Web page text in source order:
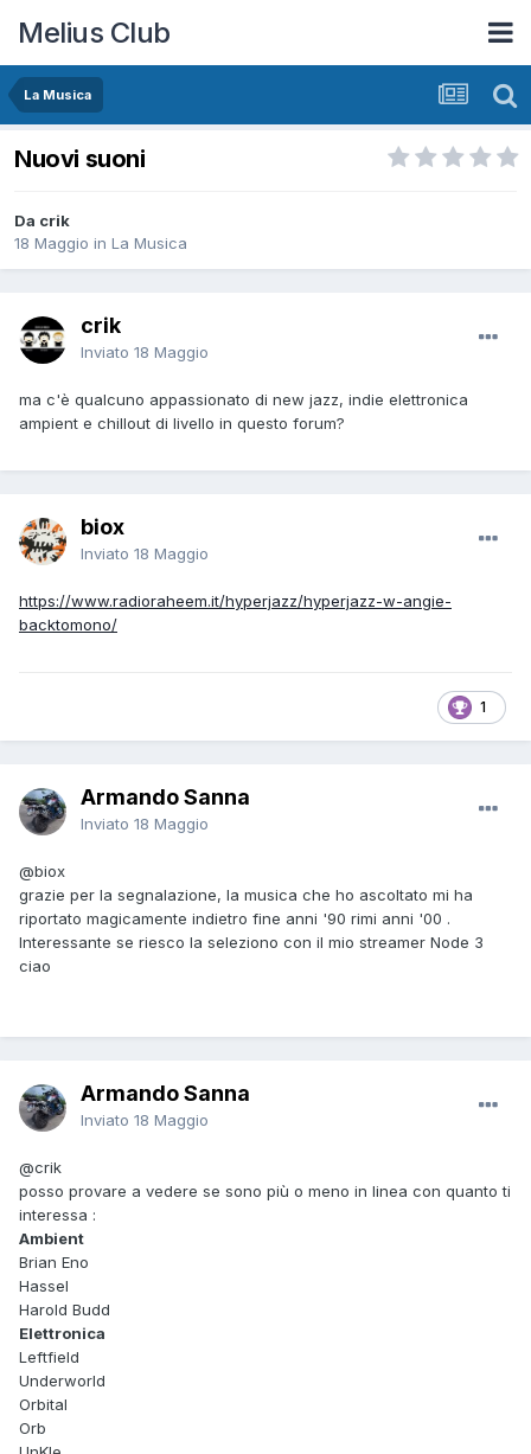
Melius Club
La Musica
Nuovi suoni
Da crik
18 Maggio in La Musica
crik
Inviato 18 Maggio
ma c'è qualcuno appassionato di new jazz, indie elettronica
ampient e chillout di livello in questo forum?
biox
Inviato 18 Maggio
https://www.radioraheem.it/hyperjazz/hyperjazz-w-angie-
backtomono/
1
Armando Sanna
Inviato 18 Maggio
@biox
grazie per la segnalazione, la musica che ho ascoltato mi ha
riportato magicamente indietro fine anni '90 rimi anni '00 .
Interessante se riesco la seleziono con il mio streamer Node 3
ciao
Armando Sanna
Inviato 18 Maggio
@crik
posso provare a vedere se sono più o meno in linea con quanto ti
interessa :
Ambient
Brian Eno
Hassel
Harold Budd
Elettronica
Leftfield
Underworld
Orbital
Orb